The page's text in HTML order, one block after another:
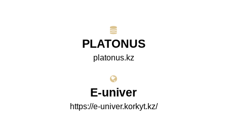
PLATONUS
platonus.kz
E-univer
https://e-univer.korkyt.kz/